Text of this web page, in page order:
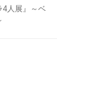
4人展』～ベ